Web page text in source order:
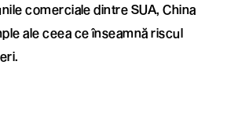
comerciale dintre SUA, China
ale ceea ce înseamnă riscul